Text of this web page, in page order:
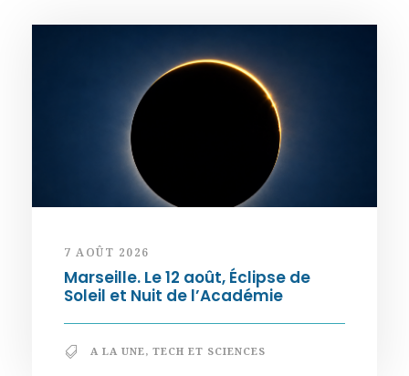
7 AOÛT 2026
Marseille. Le 12 août, Éclipse de
Soleil et Nuit de l’Académie
A LA UNE, TECH ET SCIENCES